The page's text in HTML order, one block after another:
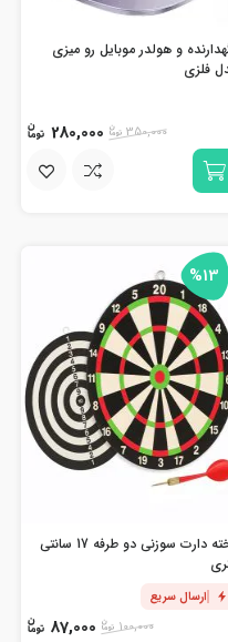
و هولدر موبایل رو میزی
فلزی
350,000
280,000
%13
تخته دارت سوزنی دو طرفه 17 سانتی
ارسال سریع
100,000
87,000